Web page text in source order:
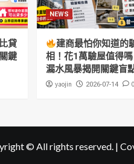
貸
鍵
NEWS
建商最怕你知道的
相！花1萬驗屋值得
漏水風暴揭開關鍵盲
yaojin 2026-07-14 0
© All rights reserved. |